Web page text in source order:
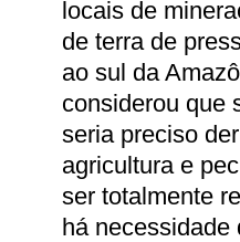
locais de
de terra de
ao sul da
considerou que
seria preciso
agricultura e
ser totalmente
há necessidade